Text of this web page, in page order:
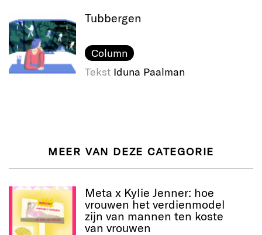
Tubbergen
Column
Tekst Iduna Paalman
MEER VAN DEZE CATEGORIE
Meta x Kylie Jenner: hoe
vrouwen het verdienmodel
zijn van mannen ten koste
van vrouwen